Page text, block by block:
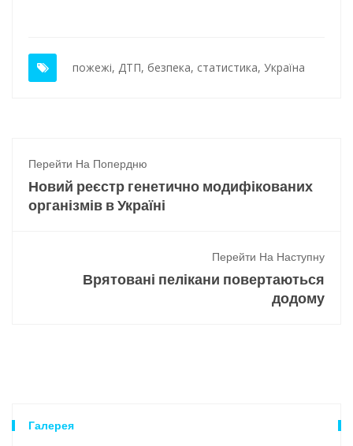
пожежі, ДТП, безпека, статистика, Україна
Перейти На Попердню
Новий реєстр генетично модифікованих
організмів в Україні
Перейти На Наступну
Врятовані пелікани повертаються
додому
Галерея